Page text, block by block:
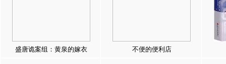
盛唐诡案组：黄泉的嫁衣 不便的便利店